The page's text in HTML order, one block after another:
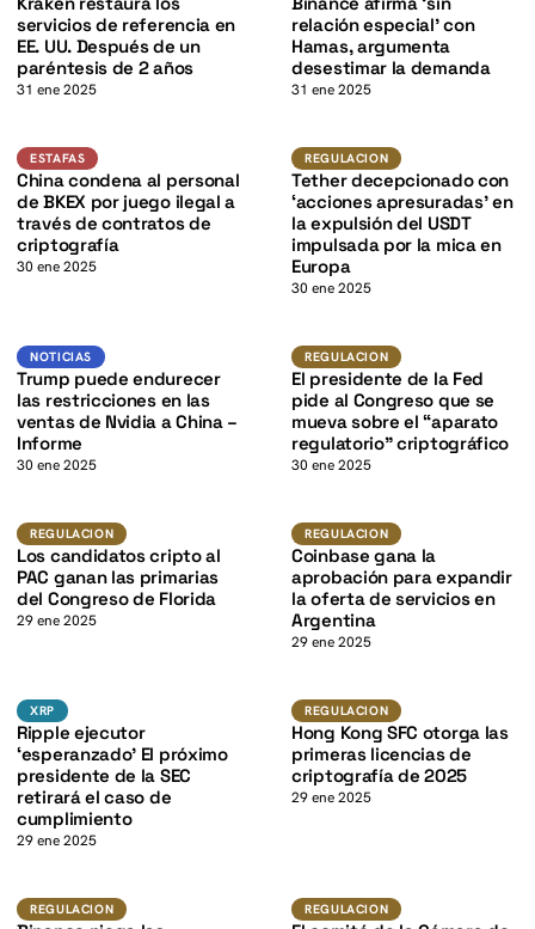
servicios de referencia en
EE. UU. Después de un
paréntesis de 2 años
31 ene 2025
relación especial’ con
Hamas, argumenta
desestimar la demanda
31 ene 2025
Estafas
K
ESTAFAS
China condena al personal
de BKEX por juego ilegal a
través de contratos de
criptografía
30 ene 2025
REGULACIONUSDT
REGULACION
Tether decepcionado con
‘acciones apresuradas’ en
la expulsión del USDT
impulsada por la mica en
Europa
30 ene 2025
Noticias
K
NOTICIAS
Trump puede endurecer
las restricciones en las
ventas de Nvidia a China –
Informe
30 ene 2025
Regulacion
REGULACION
El presidente de la Fed
pide al Congreso que se
mueva sobre el “aparato
regulatorio” criptográfico
30 ene 2025
Regulacion
K
REGULACION
Los candidatos cripto al
PAC ganan las primarias
del Congreso de Florida
29 ene 2025
Regulacion
REGULACION
Coinbase gana la
aprobación para expandir
la oferta de servicios en
Argentina
29 ene 2025
XRP K
XRP
Ripple ejecutor
‘esperanzado’ El próximo
presidente de la SEC
retirará el caso de
cumplimiento
29 ene 2025
Regulacion
REGULACION
Hong Kong SFC otorga las
primeras licencias de
criptografía de 2025
29 ene 2025
Regulacion
REGULACION Regulacion
REGULACION